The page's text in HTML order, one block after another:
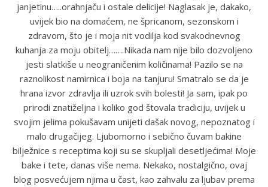
janjetinu…..orahnjaču i ostale delicije! Naglasak je, dakako,
uvijek bio na domaćem, ne špricanom, sezonskom i
zdravom, što je i moja nit vodilja kod svakodnevnog
kuhanja za moju obitelj…….Nikada nam nije bilo dozvoljeno
jesti slatkiše u neograničenim količinama! Pazilo se na
raznolikost namirnica i boja na tanjuru! Smatralo se da je
hrana izvor zdravlja ili uzrok svih bolesti! Ja sam, ipak po
prirodi znatiželjna i koliko god štovala tradiciju, uvijek u
svojim jelima pokušavam unijeti dašak novog, nepoznatog i
malo drugačijeg. Ljubomorno i sebično čuvam bakine
bilježnice s receptima koji su se skupljali desetljećima! Moje
bake i tete, danas više nema. Nekako, nostalgično, ovaj
blog posvećujem njima u čast, kao zahvalu za ljubav prema